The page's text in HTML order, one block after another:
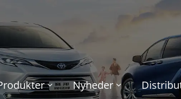
Nyheder